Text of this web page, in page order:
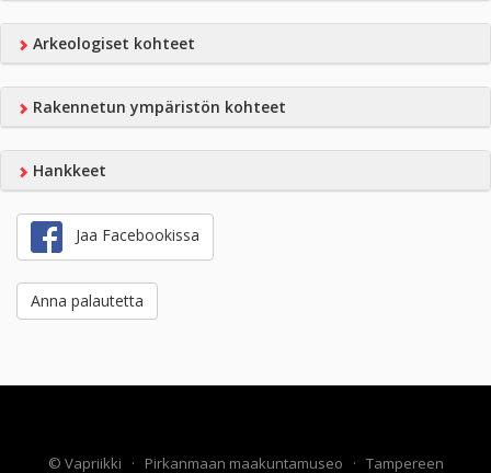
Arkeologiset kohteet
Rakennetun ympäristön kohteet
Hankkeet
Jaa Facebookissa
Anna palautetta
© Vapriikki · Pirkanmaan maakuntamuseo · Tampereen